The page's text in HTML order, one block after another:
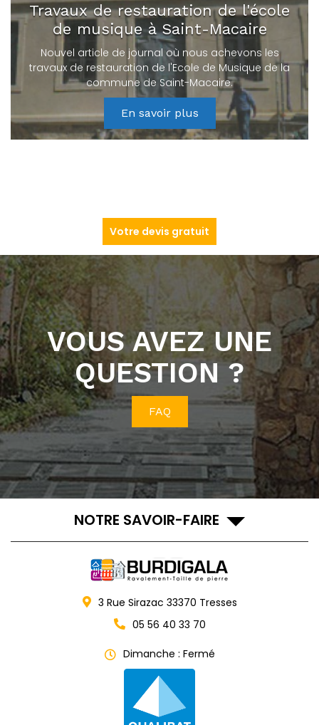
Travaux de restauration de l'école
de musique à Saint-Macaire
Nouvel article de journal où nous achevons les
travaux de restauration de l'Ecole de Musique de la
commune de Saint-Macaire.
En savoir plus
Votre devis gratuit
VOUS AVEZ UNE
QUESTION ?
FAQ
NOTRE SAVOIR-FAIRE
3 Rue Sirazac 33370 Tresses
05 56 40 33 70
Dimanche : Fermé